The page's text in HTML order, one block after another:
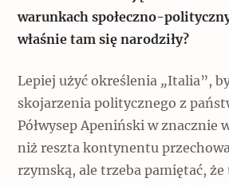
warunkach społeczno-
właśnie tam się narodziły?
Lepiej użyć określenia „Italia”,
skojarzenia politycznego z
Półwysep Apeniński w znacznie
niż reszta kontynentu
rzymską, ale trzeba pamiętać,